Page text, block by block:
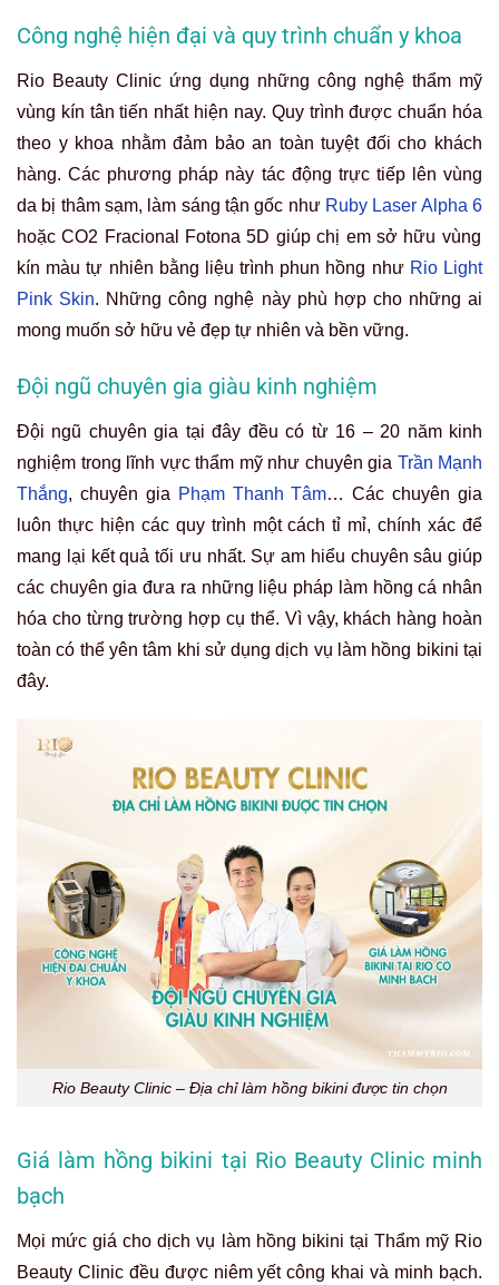
Công nghệ hiện đại và quy trình chuẩn y khoa
Rio Beauty Clinic ứng dụng những công nghệ thẩm mỹ
vùng kín tân tiến nhất hiện nay. Quy trình được chuẩn hóa
theo y khoa nhằm đảm bảo an toàn tuyệt đối cho khách
hàng. Các phương pháp này tác động trực tiếp lên vùng
da bị thâm sạm, làm sáng tận gốc như Ruby Laser Alpha 6
hoặc CO2 Fracional Fotona 5D giúp chị em sở hữu vùng
kín màu tự nhiên bằng liệu trình phun hồng như Rio Light
Pink Skin. Những công nghệ này phù hợp cho những ai
mong muốn sở hữu vẻ đẹp tự nhiên và bền vững.
Đội ngũ chuyên gia giàu kinh nghiệm
Đội ngũ chuyên gia tại đây đều có từ 16 – 20 năm kinh
nghiệm trong lĩnh vực thẩm mỹ như chuyên gia Trần Mạnh
Thắng, chuyên gia Phạm Thanh Tâm… Các chuyên gia
luôn thực hiện các quy trình một cách tỉ mỉ, chính xác để
mang lại kết quả tối ưu nhất. Sự am hiểu chuyên sâu giúp
các chuyên gia đưa ra những liệu pháp làm hồng cá nhân
hóa cho từng trường hợp cụ thể. Vì vậy, khách hàng hoàn
toàn có thể yên tâm khi sử dụng dịch vụ làm hồng bikini tại
đây.
Rio Beauty Clinic – Địa chỉ làm hồng bikini được tin chọn
Giá làm hồng bikini tại Rio Beauty Clinic minh
bạch
Mọi mức giá cho dịch vụ làm hồng bikini tại Thẩm mỹ Rio
Beauty Clinic đều được niêm yết công khai và minh bạch.